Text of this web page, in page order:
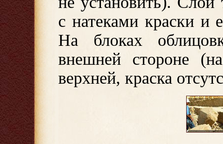
с натеками краски и
На блоках
внешней стороне
верхней, краска